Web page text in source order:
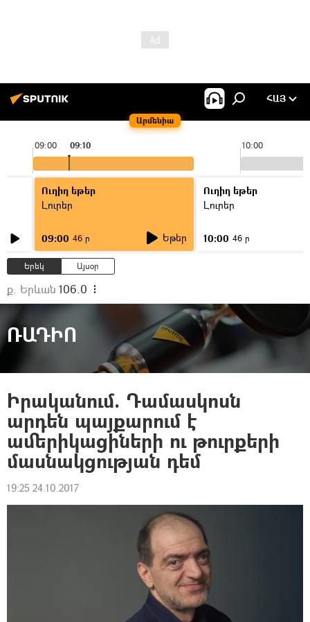
Արմենիա
ՀԱՅ
09:00 10:00
09:10
Ուղիղ եթեր
Լուրեր
09:00 46 ր Եթեր
Ուղիղ եթեր
Լուրեր
10:00 46 ր
Երեկ Այսօր
ք. Երևան 106.0
ՌԱԴԻՈ
Իրականում. Դամասկոսն
արդեն պայքարում է
ամերիկացիների ու թուրքերի
մասնակցության դեմ
19:25 24.10.2017